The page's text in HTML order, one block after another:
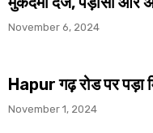
November 6, 2024
Hapur गढ़ रोड पर पड़ा
November 1, 2024